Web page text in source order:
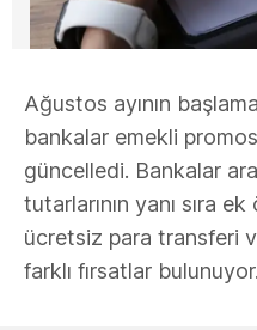
Ağustos ayının
bankalar emekli
güncelledi. Bankalar
tutarlarının yanı sıra
ücretsiz para transferi
farklı fırsatlar bulunuyor.